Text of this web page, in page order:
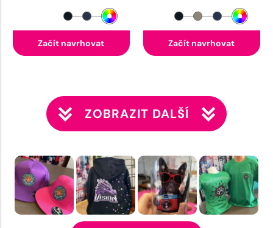
Začít navrhovat Začít navrhovat
ZOBRAZIT DALŠÍ